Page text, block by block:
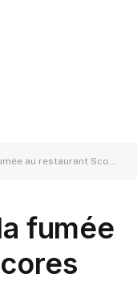
au restaurant Scores
fumée